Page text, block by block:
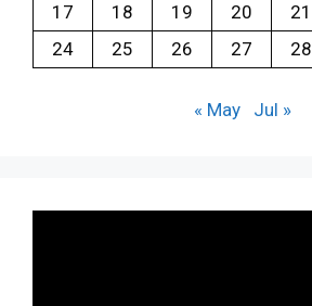
17
18 19 20 21
24
25 26 27 28
« May Jul »